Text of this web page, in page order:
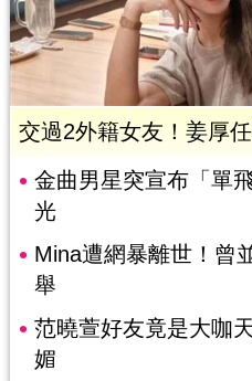
交過2外籍女友！姜厚
金曲男星突宣布「單
光
Mina遭網暴離世！曾
舉
范曉萱好友竟是大咖
媚